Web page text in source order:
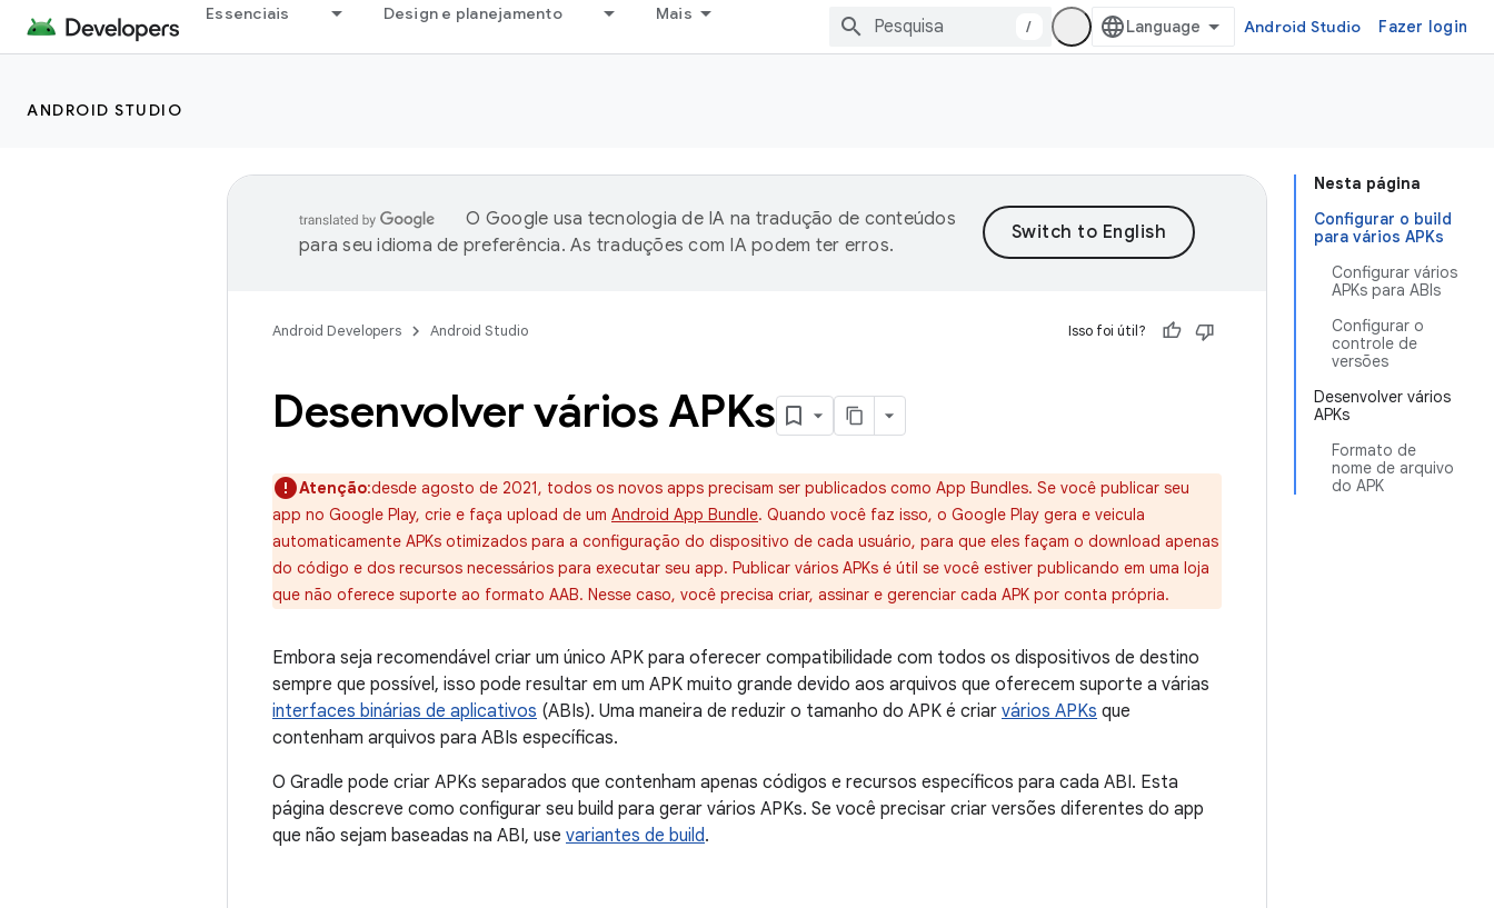
Essenciais Design e planejamento Mais
/ Android Studio Fazer login
ANDROID STUDIO
Nesta página
Configurar o build
para vários APKs
Configurar vários
APKs para ABIs
Configurar o
controle de
versões
Desenvolver vários
APKs
Formato de
nome de arquivo
do APK
O Google usa tecnologia de IA na tradução de conteúdos
para seu idioma de preferência. As traduções com IA podem ter erros.
Android Developers Android Studio Isso foi útil?
Desenvolver vários APKs
Atenção:desde agosto de 2021, todos os novos apps precisam ser publicados como App Bundles. Se você publicar seu
app no Google Play, crie e faça upload de um Android App Bundle. Quando você faz isso, o Google Play gera e veicula
automaticamente APKs otimizados para a configuração do dispositivo de cada usuário, para que eles façam o download apenas
do código e dos recursos necessários para executar seu app. Publicar vários APKs é útil se você estiver publicando em uma loja
que não oferece suporte ao formato AAB. Nesse caso, você precisa criar, assinar e gerenciar cada APK por conta própria.
Embora seja recomendável criar um único APK para oferecer compatibilidade com todos os dispositivos de destino
sempre que possível, isso pode resultar em um APK muito grande devido aos arquivos que oferecem suporte a várias
interfaces binárias de aplicativos (ABIs). Uma maneira de reduzir o tamanho do APK é criar vários APKs que
contenham arquivos para ABIs específicas.
O Gradle pode criar APKs separados que contenham apenas códigos e recursos específicos para cada ABI. Esta
página descreve como configurar seu build para gerar vários APKs. Se você precisar criar versões diferentes do app
que não sejam baseadas na ABI, use variantes de build.